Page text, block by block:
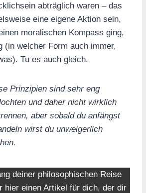
abträglich waren – das
eine eigene Aktion sein,
moralischen Kompass ging,
(in welcher Form auch immer,
Tu es auch gleich.
Prinzipien sind sehr eng
und daher nicht wirklich
aber sobald du anfängst
wirst du unweigerlich
deiner philosophischen Reise
hier einen Artikel für dich, der dir